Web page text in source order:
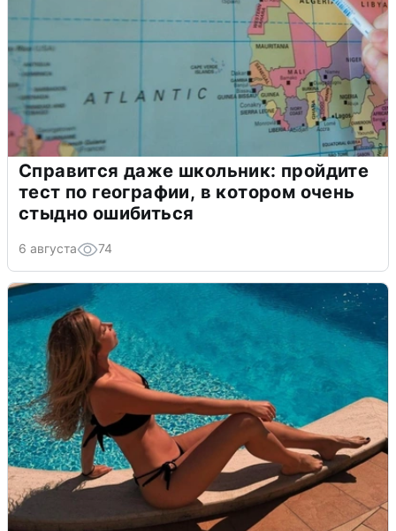
Справится даже школьник: пройдите
тест по географии, в котором очень
стыдно ошибиться
6 августа 74